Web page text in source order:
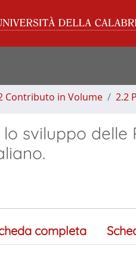
Contributo in Volume 2.2
sviluppo delle
completa